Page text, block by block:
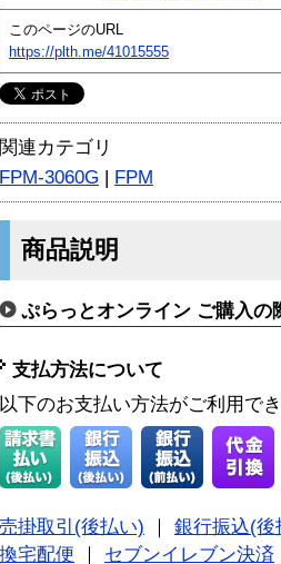
このページのURL
https://plth.me/41015555
関連カテゴリ
FPM-3060G | FPM
商品説明
ぷらっとオンライン ご購入の
支払方法について
以下のお支払い方法がご利用で
売掛取引(後払い)
銀行振込(後
換宅配便
セブンイレブン決済